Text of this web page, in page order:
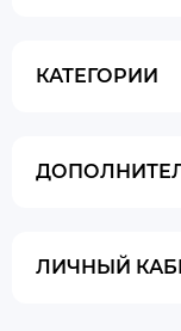
КАТЕГОРИИ
ЛИЧНЫЙ